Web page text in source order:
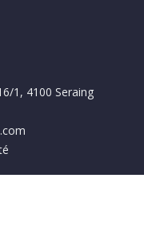
1, 4100 Seraing